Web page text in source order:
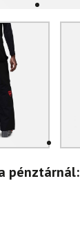
pénztárnál: